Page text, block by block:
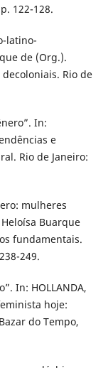
122-128.
latino-
de (Org.).
Rio de
In:
e
Rio de Janeiro:
mulheres
Buarque
fundamentais.
249.
In: HOLLANDA,
hoje:
do Tempo,